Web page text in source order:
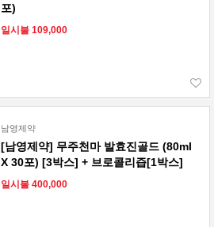
포)
일시불 109,000
남영제약
[남영제약] 무주천마 발효진골드 (80ml
X 30포) [3박스] + 브로콜리즙[1박스]
일시불 400,000